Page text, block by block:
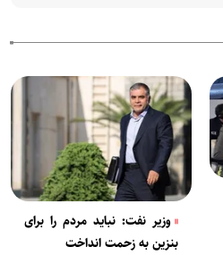
وزیر نفت: نباید مردم را برای
بنزین به زحمت انداخت